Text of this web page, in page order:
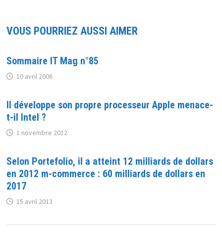
VOUS POURRIEZ AUSSI AIMER
Sommaire IT Mag n°85
10 avril 2006
Il développe son propre processeur Apple menace-
t-il Intel ?
1 novembre 2012
Selon Portefolio, il a atteint 12 milliards de dollars
en 2012 m-commerce : 60 milliards de dollars en
2017
15 avril 2013